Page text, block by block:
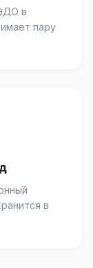
в
пару
в